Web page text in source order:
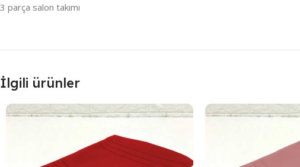
3 parça salon takımı
İlgili ürünler